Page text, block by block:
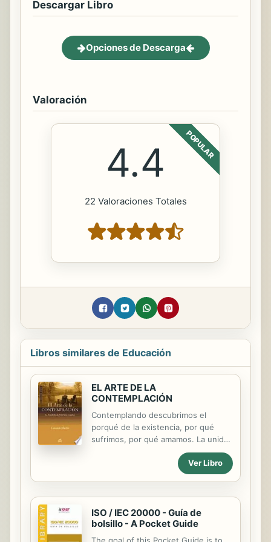
Descargar Libro
Opciones de Descarga
Valoración
POPULAR
4.4
22 Valoraciones Totales
Libros similares de Educación
EL ARTE DE LA
CONTEMPLACIÓN
Contemplando descubrimos el
porqué de la existencia, por qué
sufrimos, por qué amamos. La unidad
que crea la contemplación deshace
todas las dudas originadas por la
apariencia de separación, y las
aquellas que permanecen sin aclarar
desde el nivel del pensamiento,
encuentran por fin respuesta.
Ver Libro
ISO / IEC 20000 - Guía de
bolsillo - A Pocket Guide
The goal of this Pocket Guide is to